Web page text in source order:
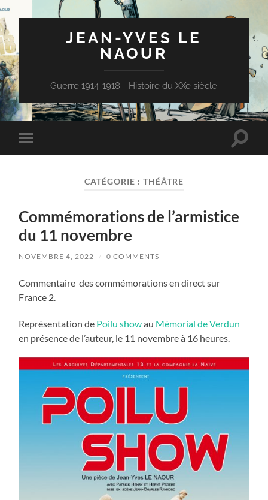
JEAN-YVES LE
NAOUR
Guerre 1914-1918 - Histoire du XXe siècle
Toggle
mobile
Toggle
CATÉGORIE : THÉÂTRE
Commémorations de l’armistice
du 11 novembre
NOVEMBRE 4, 2022 / 0 COMMENTS
Commentaire des commémorations en direct sur
France 2.
Représentation de Poilu showau Mémorial de Verdun
en présence de l’auteur, le 11 novembre à 16 heures.